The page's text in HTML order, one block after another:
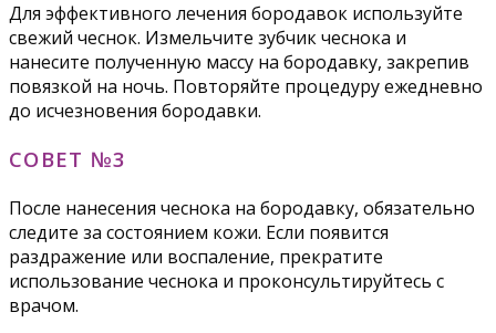
Для эффективного лечения бородавок используйте
свежий чеснок. Измельчите зубчик чеснока и
нанесите полученную массу на бородавку, закрепив
повязкой на ночь. Повторяйте процедуру ежедневно
до исчезновения бородавки.
СОВЕТ №3
После нанесения чеснока на бородавку, обязательно
следите за состоянием кожи. Если появится
раздражение или воспаление, прекратите
использование чеснока и проконсультируйтесь с
врачом.